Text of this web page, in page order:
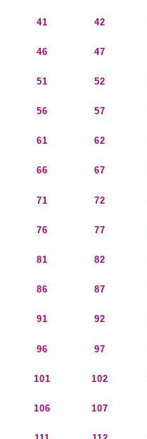
41 42
46 47
51 52
56 57
61 62
66 67
71 72
76 77
81 82
86 87
91 92
96 97
101 102
106 107